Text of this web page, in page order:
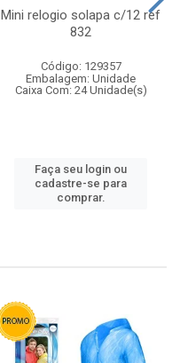
Mini relogio solapa c/12 ref
832
Código: 129357
Embalagem: Unidade
Caixa Com: 24 Unidade(s)
Faça seu login ou
cadastre-se para
comprar.